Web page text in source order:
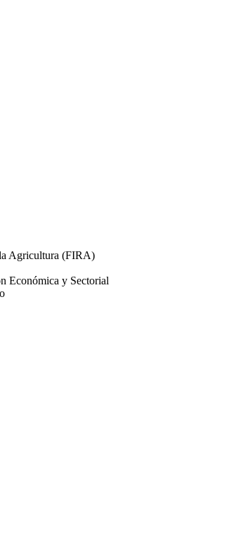
Agricultura (FIRA)
Económica y Sectorial